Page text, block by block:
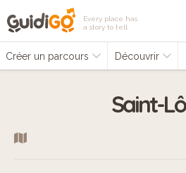
Every place has
a story to tell
Créer un parcours Découvrir
Saint-Lô